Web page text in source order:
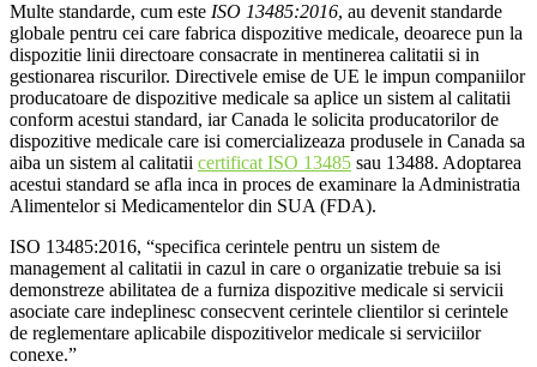
Multe standarde, cum este ISO 13485:2016, au devenit standarde
globale pentru cei care fabrica dispozitive medicale, deoarece pun la
dispozitie linii directoare consacrate in mentinerea calitatii si in
gestionarea riscurilor. Directivele emise de UE le impun companiilor
producatoare de dispozitive medicale sa aplice un sistem al calitatii
conform acestui standard, iar Canada le solicita producatorilor de
dispozitive medicale care isi comercializeaza produsele in Canada sa
aiba un sistem al calitatii certificat ISO 13485 sau 13488. Adoptarea
acestui standard se afla inca in proces de examinare la Administratia
Alimentelor si Medicamentelor din SUA (FDA).
ISO 13485:2016, “specifica cerintele pentru un sistem de
management al calitatii in cazul in care o organizatie trebuie sa isi
demonstreze abilitatea de a furniza dispozitive medicale si servicii
asociate care indeplinesc consecvent cerintele clientilor si cerintele
de reglementare aplicabile dispozitivelor medicale si serviciilor
conexe.”